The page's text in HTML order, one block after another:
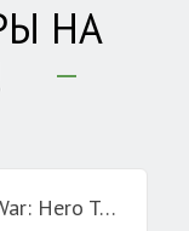
НА
Stick War: Hero Tower Defense